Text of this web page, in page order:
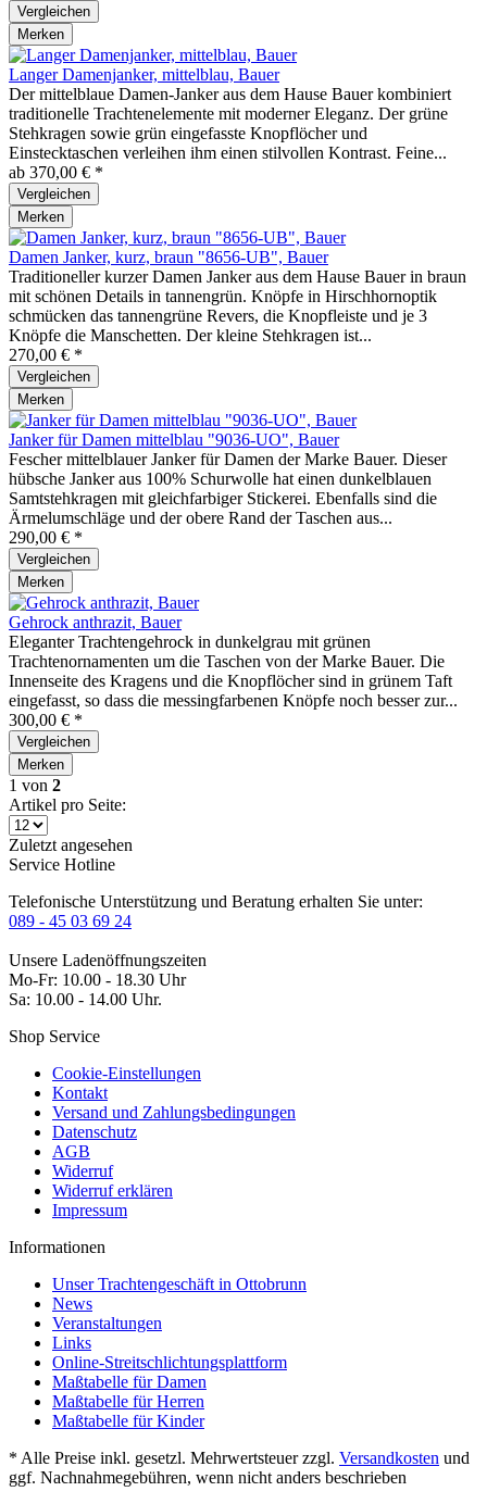
Vergleichen
Merken
Langer Damenjanker, mittelblau, Bauer
Der mittelblaue Damen-Janker aus dem Hause Bauer kombiniert
traditionelle Trachtenelemente mit moderner Eleganz. Der grüne
Stehkragen sowie grün eingefasste Knopflöcher und
Einstecktaschen verleihen ihm einen stilvollen Kontrast. Feine...
ab 370,00 € *
Vergleichen
Merken
Damen Janker, kurz, braun "8656-UB", Bauer
Traditioneller kurzer Damen Janker aus dem Hause Bauer in braun
mit schönen Details in tannengrün. Knöpfe in Hirschhornoptik
schmücken das tannengrüne Revers, die Knopfleiste und je 3
Knöpfe die Manschetten. Der kleine Stehkragen ist...
270,00 € *
Vergleichen
Merken
Janker für Damen mittelblau "9036-UO", Bauer
Fescher mittelblauer Janker für Damen der Marke Bauer. Dieser
hübsche Janker aus 100% Schurwolle hat einen dunkelblauen
Samtstehkragen mit gleichfarbiger Stickerei. Ebenfalls sind die
Ärmelumschläge und der obere Rand der Taschen aus...
290,00 € *
Vergleichen
Merken
Gehrock anthrazit, Bauer
Eleganter Trachtengehrock in dunkelgrau mit grünen
Trachtenornamenten um die Taschen von der Marke Bauer. Die
Innenseite des Kragens und die Knopflöcher sind in grünem Taft
eingefasst, so dass die messingfarbenen Knöpfe noch besser zur...
300,00 € *
Vergleichen
Merken
1 von 2
Artikel pro Seite:
Zuletzt angesehen
Service Hotline
Telefonische Unterstützung und Beratung erhalten Sie unter:
089 - 45 03 69 24
Unsere Ladenöffnungszeiten
Mo-Fr: 10.00 - 18.30 Uhr
Sa: 10.00 - 14.00 Uhr.
Shop Service
Cookie-Einstellungen
Kontakt
Versand und Zahlungsbedingungen
Datenschutz
AGB
Widerruf
Widerruf erklären
Impressum
Informationen
Unser Trachtengeschäft in Ottobrunn
News
Veranstaltungen
Links
Online-Streitschlichtungsplattform
Maßtabelle für Damen
Maßtabelle für Herren
Maßtabelle für Kinder
* Alle Preise inkl. gesetzl. Mehrwertsteuer zzgl. Versandkosten und
ggf. Nachnahmegebühren, wenn nicht anders beschrieben